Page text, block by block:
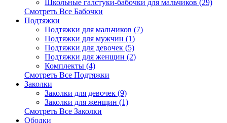
Школьные галстуки-бабочки для мальчиков (29)
Смотреть Все Бабочки
Подтяжки
Подтяжки для мальчиков (7)
Подтяжки для мужчин (1)
Подтяжки для девочек (5)
Подтяжки для женщин (2)
Комплекты (4)
Смотреть Все Подтяжки
Заколки
Заколки для девочек (9)
Заколки для женщин (1)
Смотреть Все Заколки
Ободки